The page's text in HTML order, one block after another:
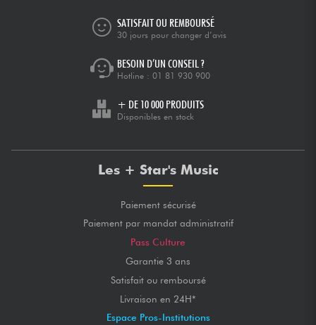
SATISFAIT OU REMBOURSÉ
30 jours pour changer d’avis
BESOIN D’UN CONSEIL ?
Hotline : 01 81 930 900
+ DE 10 000 PRODUITS
Disponibles en stock
Les + Star's Music
Paiement sécurisé
Paiement par mandat administratif
Pass Culture
Garantie 3 ans
Satisfait ou remboursé
Livraison en 24H*
Espace Pros-Institutions